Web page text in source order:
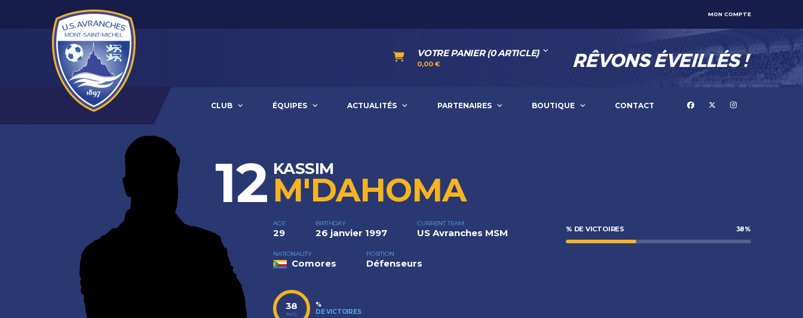
MON COMPTE
VOTRE PANIER (0 ARTICLE)
0,00€
CLUB ÉQUIPES ACTUALITÉS PARTENAIRES BOUTIQUE CONTACT
12 KASSIM
M'DAHOMA
AGE
29
BIRTHDAY
26 janvier 1997
CURRENT TEAM
US Avranches MSM
NATIONALITY
Comores
POSITION
Défenseurs
38
AVG
%
DE VICTOIRES
% DE VICTOIRES 38%